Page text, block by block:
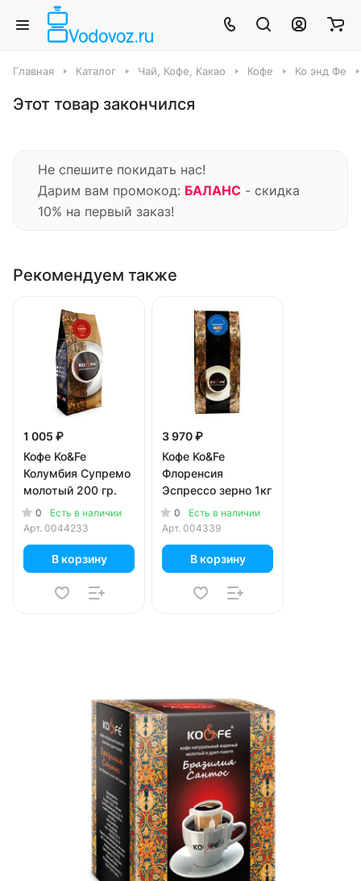
Главная Каталог Чай, Кофе, Какао Кофе Ко энд Фе
Этот товар закончился
Не спешите покидать нас!
Дарим вам промокод: БАЛАНС - скидка
10% на первый заказ!
Рекомендуем также
1 005 ₽
Кофе Ko&Fe
Колумбия Супремо
молотый 200 гр.
0
Есть в наличии
Арт. 0044233
В корзину
3 970 ₽
Кофе Ko&Fe
Флоренсия
Эспрессо зерно 1кг
0
Есть в наличии
Арт. 004339
В корзину